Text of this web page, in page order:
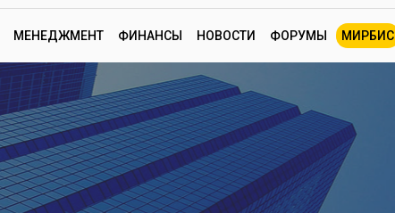
МЕНЕДЖМЕНТ ФИНАНСЫ НОВОСТИ ФОРУМЫ МИРБИС